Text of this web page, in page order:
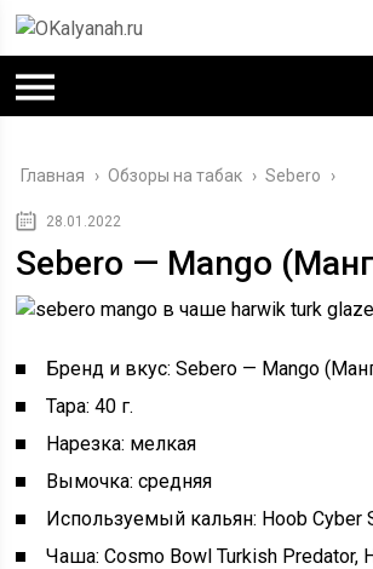
Главная › Обзоры на табак › Sebero ›
28.01.2022
Sebero — Mango
Бренд и вкус: Sebero — Mango
Тара: 40 г.
Нарезка: мелкая
Вымочка: средняя
Используемый кальян: Hoob Cyber
Чаша: Cosmo Bowl Turkish Predator,